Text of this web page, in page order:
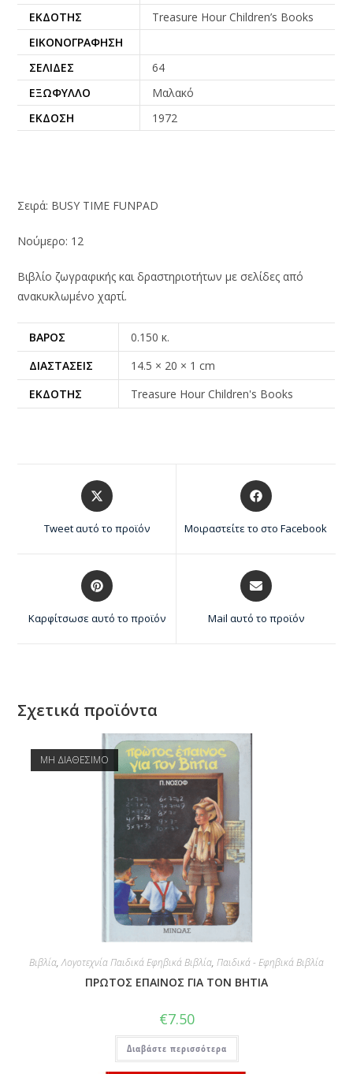
ΕΚΔΌΤΗΣ
Treasure Hour Children’s Books
ΕΙΚΟΝΟΓΡΆΦΗΣΗ
ΣΕΛΊΔΕΣ
64
ΕΞΏΦΥΛΛΟ
Μαλακό
ΈΚΔΟΣΗ
1972
Σειρά: BUSY TIME FUNPAD
Νούμερο: 12
Βιβλίο ζωγραφικής και δραστηριοτήτων με σελίδες από
ανακυκλωμένο χαρτί.
ΒΆΡΟΣ
0.150 κ.
ΔΙΑΣΤΆΣΕΙΣ
14.5 × 20 × 1 cm
ΕΚΔΌΤΗΣ
Treasure Hour Children's Books
Tweet αυτό το προϊόν Μοιραστείτε το στο Facebook
Καρφίτσωσε αυτό το προϊόν Mail αυτό το προϊόν
Σχετικά προϊόντα
ΜΗ ΔΙΑΘΕΣΙΜΟ
Βιβλία,Λογοτεχνία Παιδικά Εφηβικά Βιβλία, Παιδικά - Εφηβικά Βιβλία
ΠΡΩΤΟΣ ΕΠΑΙΝΟΣ ΓΙΑ ΤΟΝ ΒΗΤΙΑ
€7.50
Διαβάστε περισσότερα